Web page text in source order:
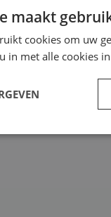
€140.39
Triumph
maakt
cookies om uw
in met alle cookies